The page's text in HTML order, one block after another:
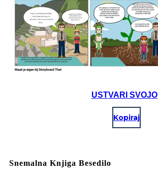
USTVARI SVOJO
Kopiraj
Snemalna Knjiga Besedilo